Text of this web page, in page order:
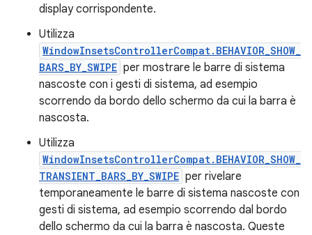
display corrispondente.
Utilizza
WindowInsetsControllerCompat.BEHAVIOR_SHOW_
BARS_BY_SWIPE per mostrare le barre di sistema
nascoste con i gesti di sistema, ad esempio
scorrendo da bordo dello schermo da cui la barra è
nascosta.
Utilizza
WindowInsetsControllerCompat.BEHAVIOR_SHOW_
TRANSIENT_BARS_BY_SWIPE per rivelare
temporaneamente le barre di sistema nascoste con
gesti di sistema, ad esempio scorrendo dal bordo
dello schermo da cui la barra è nascosta. Queste